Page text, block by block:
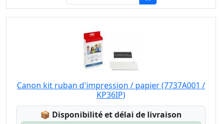
Canon kit ruban d'impression / papier (7737A001 /
KP36IP)
📦 Lagerstatus:
Disponibilité et délai de livraison